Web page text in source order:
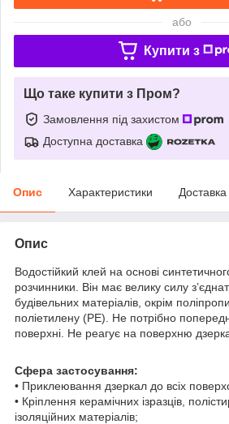
або
Купити з
Що таке купити з Пром?
Замовлення під захистом
Доступна доставка
Опис Характеристики Доставка
Опис
Водостійкий клей на основі
розчинники. Він має велику силу
будівельних матеріалів, окрім
поліетилену (РЕ). Не потрібно
поверхні. Не реагує на поверхню
Сфера застосування:
• Приклеювання дзеркал до всіх
• Кріплення керамічних ізразців,
ізоляційних матеріалів;